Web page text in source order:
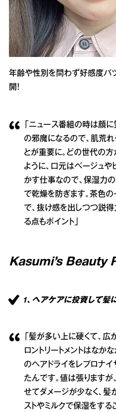
年齢や性別を問わず好感度バ
開！
「ニュース番組の時は顔
の邪魔になるので、肌荒
とが重要に。どの世代の
ように、口元はベージュや
かす仕事なので、保湿力
で乾燥を防ぎます。茶色
で、抜け感を出しつつ説
る点もポイント」
Kasumi’s Beauty
1、ヘアケアに投資して髪
「髪が多い上に硬くて、
ロントリートメントはなか
のヘアドライをレプロナ
たんです。値は張りますが
せてダメージが少なく、髪
ストやミルクで保湿をする